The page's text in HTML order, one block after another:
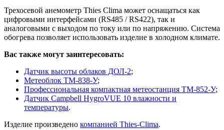
Трехосевой анемометр Thies Clima может оснащаться как
цифровыми интерфейсами (RS485 / RS422), так и
аналоговыми с выходом по току или по напряжению. Система
обогрева позволяет использовать изделие в холодном климате.
Вас также могут заинтересовать:
Датчик высоты облаков ДОЛ-2;
Метеоблок ТМ-838-У;
Профессиональная компактная метеостанция ТМ-852-У;
Датчик Campbell HygroVUE 10 влажности и
температуры.
Изделие произведено компанией Thies-Clima.